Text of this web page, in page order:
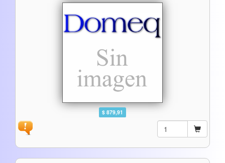
$ 879,91